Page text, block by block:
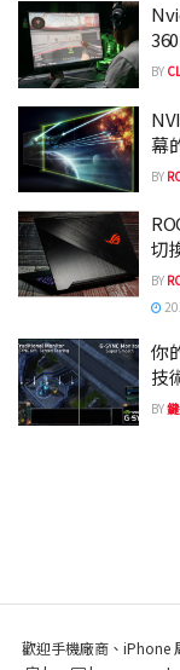
BY
幕
BY
切
BY
你
技
BY
歡迎手機廠商、iPhone